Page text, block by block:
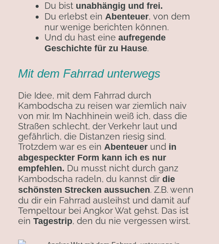
Du bist unabhängig und frei.
Du erlebst ein Abenteuer, von dem
nur wenige berichten können.
Und du hast eine aufregende
Geschichte für zu Hause.
Mit dem Fahrrad unterwegs
Die Idee, mit dem Fahrrad durch
Kambodscha zu reisen war ziemlich naiv
von mir. Im Nachhinein weiß ich, dass die
Straßen schlecht, der Verkehr laut und
gefährlich, die Distanzen riesig sind.
Trotzdem war es ein Abenteuerund in
abgespeckter Form kann ich es nur
empfehlen. Du musst nicht durch ganz
Kambodscha radeln, du kannst dir die
schönsten Strecken aussuchen. Z.B. wenn
du dir ein Fahrrad ausleihst und damit auf
Tempeltour bei Angkor Wat gehst. Das ist
ein Tagestrip, den du nie vergessen wirst.